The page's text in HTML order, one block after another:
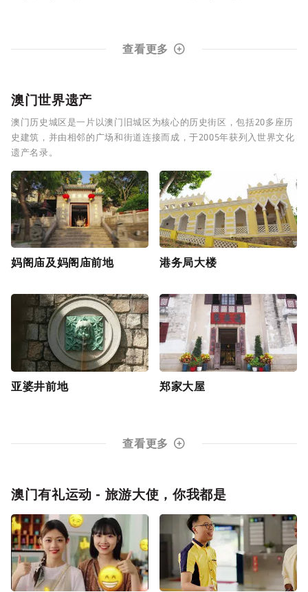
查看更多
澳门世界遗产
澳门历史城区是一片以澳门旧城区为核心的历史街区，包括20多座历
史建筑，并由相邻的广场和街道连接而成，于2005年获列入世界文化
遗产名录。
妈阁庙及妈阁庙前地 港务局大楼
亚婆井前地 郑家大屋
查看更多
澳门有礼运动 - 旅游大使，你我都是